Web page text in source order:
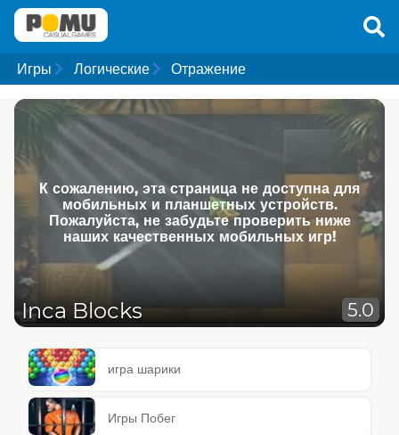
Игры Логические Отражение
К сожалению, эта страница не доступна для
мобильных и планшетных устройств.
Пожалуйста, не забудьте проверить ниже
наших качественных мобильных игр!
Inca Blocks 5.0
игра шарики
Игры Побег